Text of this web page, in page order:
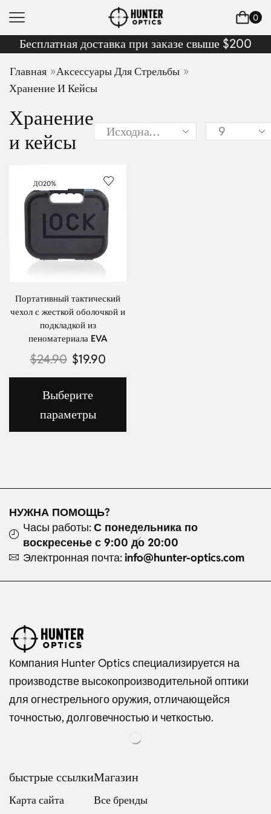
0
Бесплатная доставка при заказе свыше $200
Главная »Аксессуары Для Стрельбы »
Хранение И Кейсы
Хранение
и кейсы
ДО20%
Портативный тактический
чехол с жесткой оболочкой и
подкладкой из
пеноматериала EVA
$24.90 $19.90
Выберите
параметры
НУЖНА ПОМОЩЬ?
Часы работы: С понедельника по
воскресенье с 9:00 до 20:00
Электронная почта: info@hunter-optics.com
Компания Hunter Optics специализируется на
производстве высокопроизводительной оптики
для огнестрельного оружия, отличающейся
точностью, долговечностью и четкостью.
быстрые ссылки
Карта сайта
Магазин
Все бренды